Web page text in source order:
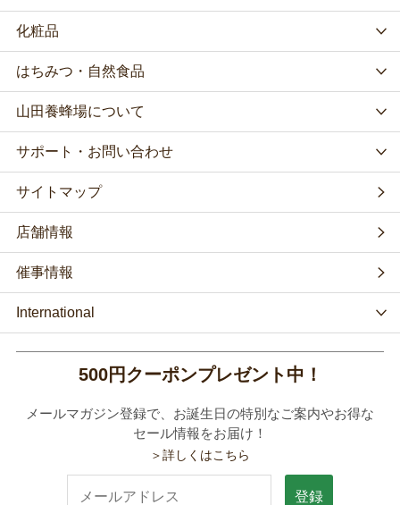
化粧品
はちみつ・自然食品
山田養蜂場について
サポート・お問い合わせ
サイトマップ
店舗情報
催事情報
International
500円クーポンプレゼント中！
メールマガジン登録で、お誕生日の特別なご案内やお得な
セール情報をお届け！
＞詳しくはこちら
登録